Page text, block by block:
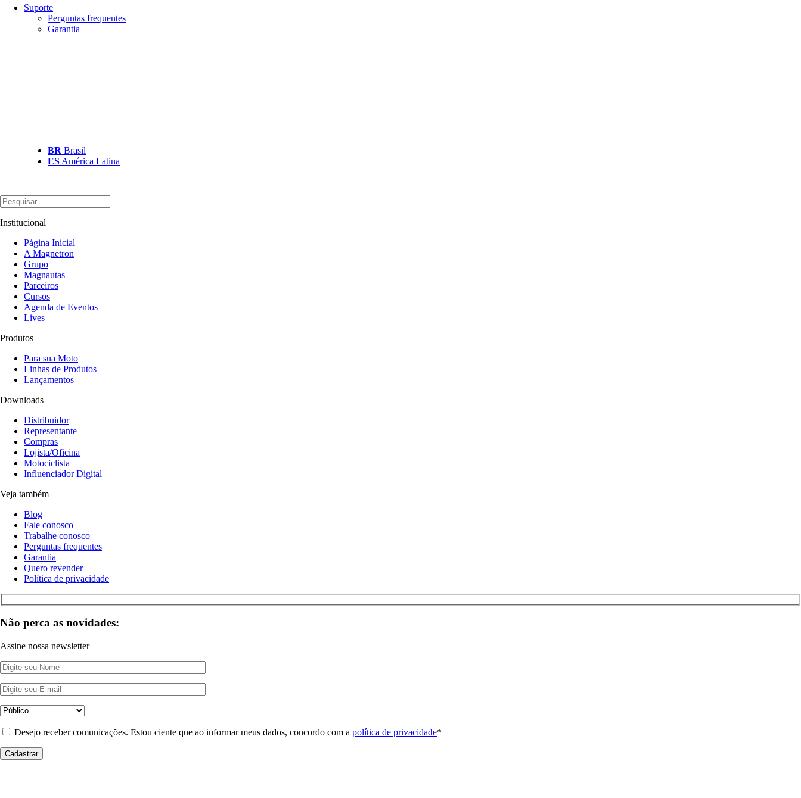
Suporte
Perguntas frequentes
Garantia
BR Brasil
ES América Latina
Institucional
Página Inicial
A Magnetron
Grupo
Magnautas
Parceiros
Cursos
Agenda de Eventos
Lives
Produtos
Para sua Moto
Linhas de Produtos
Lançamentos
Downloads
Distribuidor
Representante
Compras
Lojista/Oficina
Motociclista
Influenciador Digital
Veja também
Blog
Fale conosco
Trabalhe conosco
Perguntas frequentes
Garantia
Quero revender
Política de privacidade
Não perca as novidades:
Assine nossa newsletter
Desejo receber comunicações. Estou ciente que ao informar meus dados, concordo com a política de privacidade*